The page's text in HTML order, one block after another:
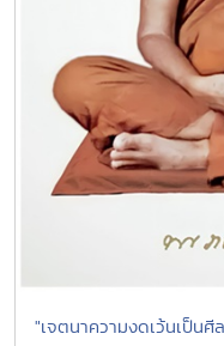
"เจตนาความงดเว้นเป็น